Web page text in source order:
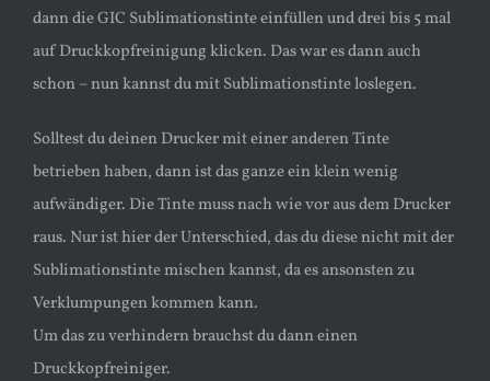
dann die GIC Sublimationstinte einfüllen und drei bis 5 mal
auf Druckkopfreinigung klicken. Das war es dann auch
schon – nun kannst du mit Sublimationstinte loslegen.
Solltest du deinen Drucker mit einer anderen Tinte
betrieben haben, dann ist das ganze ein klein wenig
aufwändiger. Die Tinte muss nach wie vor aus dem Drucker
raus. Nur ist hier der Unterschied, das du diese nicht mit der
Sublimationstinte mischen kannst, da es ansonsten zu
Verklumpungen kommen kann.
Um das zu verhindern brauchst du dann einen
Druckkopfreiniger.